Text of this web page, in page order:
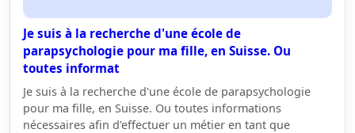
Je suis à la recherche d'une école de
parapsychologie pour ma fille, en Suisse. Ou
toutes informat
Je suis à la recherche d'une école de parapsychologie
pour ma fille, en Suisse. Ou toutes informations
nécessaires afin d'effectuer un métier en tant que